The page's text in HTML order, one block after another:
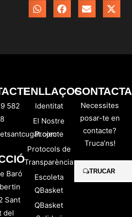
582
Baró
Sant
del
ENLLAÇOS
Identitat
El Nostre
Projecte
Protocols de
Transparència
Escoleta
QBasket
QBasket
Necessites
posar-te en
contacte?
Truca’ns!
TRUCAR